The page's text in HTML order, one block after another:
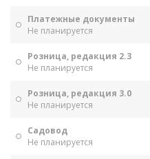
Платежные документы
Не планируется
Розница, редакция 2.3
Не планируется
Розница, редакция 3.0
Не планируется
Садовод
Не планируется